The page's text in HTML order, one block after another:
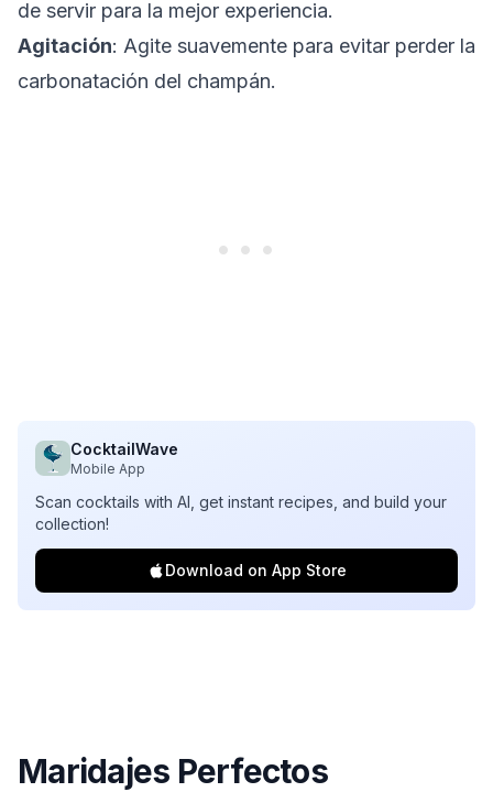
de servir para la mejor experiencia.
Agitación: Agite suavemente para evitar perder la
carbonatación del champán.
CocktailWave
Mobile App
Scan cocktails with AI, get instant recipes, and build your
collection!
Download on App Store
Maridajes Perfectos